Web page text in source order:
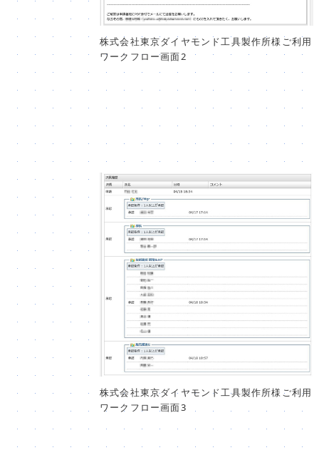
株式会社東京ダイヤモンド工具製作所様ご利用
ワークフロー画面2
株式会社東京ダイヤモンド工具製作所様ご利用
ワークフロー画面3